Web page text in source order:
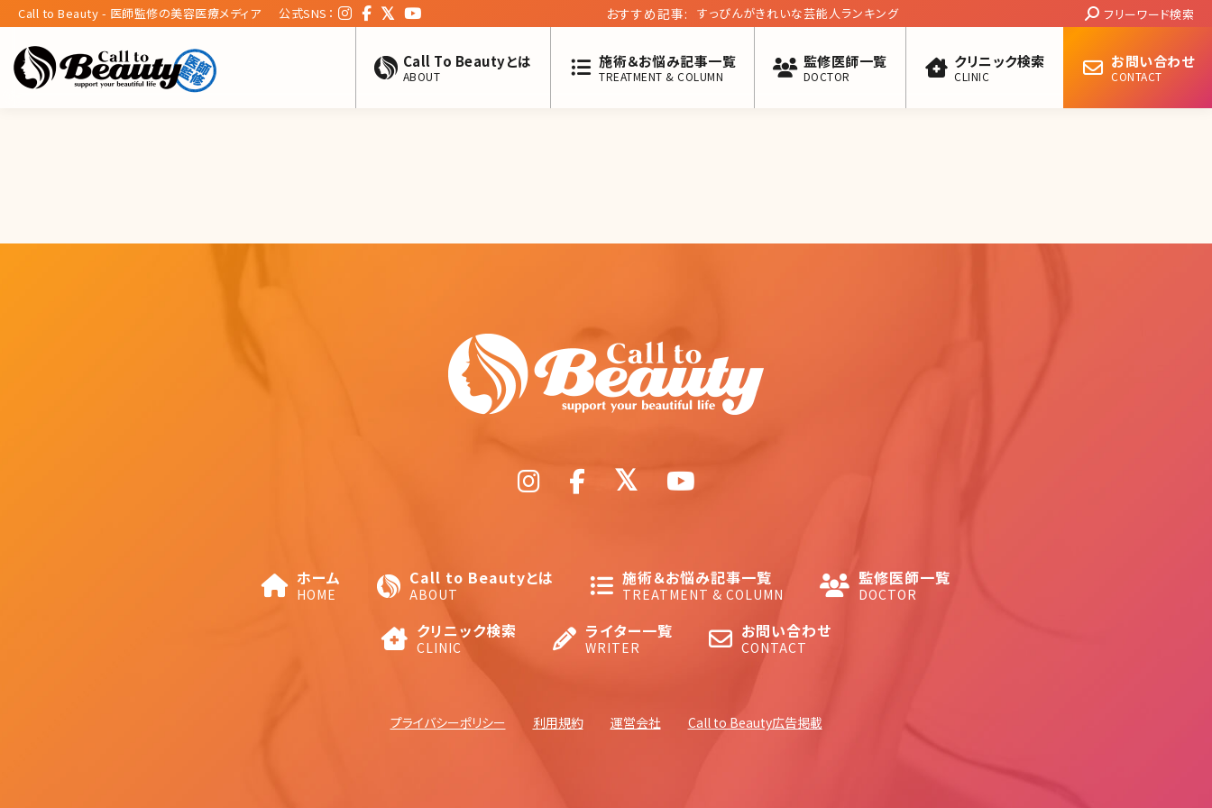
Call to Beauty - 医師監修の美容医療メディア 公式SNS： おすすめ記事: すっぴんがきれいな芸能人ランキング Search:
フリーワード検索
Call To Beautyとは
ABOUT
施術＆お悩み記事一覧
TREATMENT & COLUMN
監修医師一覧
DOCTOR
クリニック検索
CLINIC
お問い合わせ
CONTACT
ホーム
HOME
Call to Beautyとは
ABOUT
施術＆お悩み記事一覧
TREATMENT & COLUMN
監修医師一覧
DOCTOR
クリニック検索
CLINIC
ライター一覧
WRITER
お問い合わせ
CONTACT
プライバシーポリシー 利用規約 運営会社 Call to Beauty広告掲載